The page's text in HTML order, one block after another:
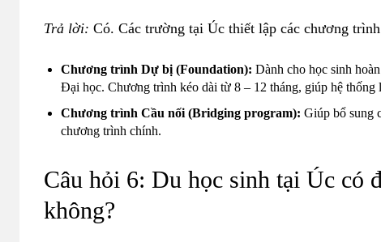
Trả lời: Có. Các trường tại Úc thiết lập các chương
Chương trình Dự bị (Foundation): Dành cho học sinh
Đại học. Chương trình kéo dài từ 8 – 12 tháng, giúp hệ thống
Chương trình Cầu nối (Bridging program): Giúp bổ sung
chương trình chính.
Câu hỏi 6: Du học sinh tại Úc có
không?